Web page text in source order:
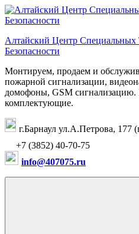
Перейти
к
Алтайский Центр Специальных
Безопасности
Монтируем, продаем и
пожарной сигнализации,
домофоны, GSM сигнализацию.
комплектующие.
г.Барнаул ул.А.Петрова,
+7 (3852) 40-70-75
info@407075.ru